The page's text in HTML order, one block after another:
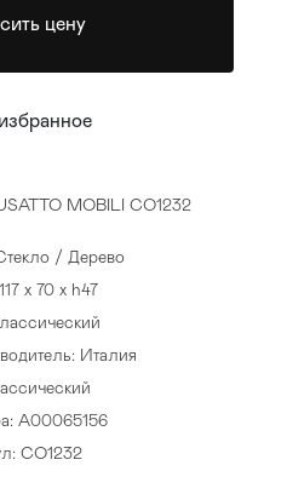
MOBILI CO1232
/ Дерево
x 70 x h47
Италия
A00065156
CO1232
цену